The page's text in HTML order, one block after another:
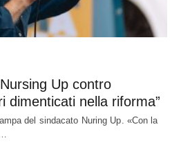
Up contro
dimenticati nella riforma”
del sindacato Nuring Up. «Con la